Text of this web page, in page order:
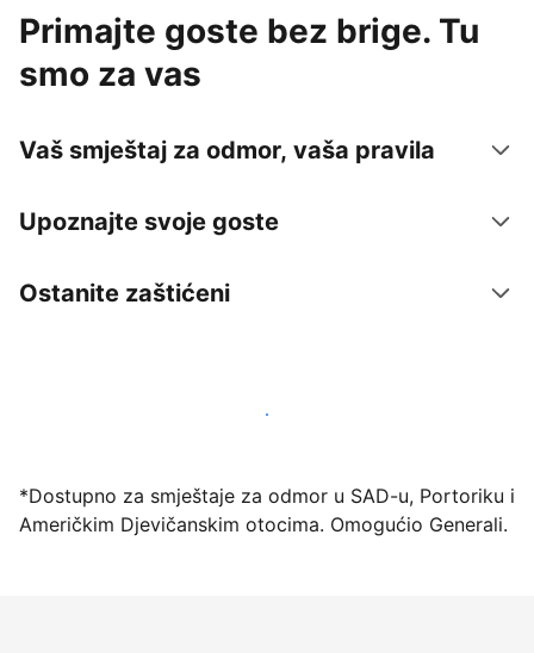
Primajte goste bez brige. Tu
smo za vas
Vaš smještaj za odmor, vaša pravila
Upoznajte svoje goste
Ostanite zaštićeni
*Dostupno za smještaje za odmor u SAD-u, Portoriku i
Američkim Djevičanskim otocima. Omogućio Generali.